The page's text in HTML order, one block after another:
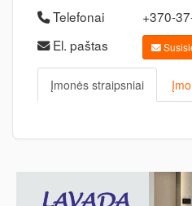
Telefonai
+370-
El. paštas
Įmonės straipsniai